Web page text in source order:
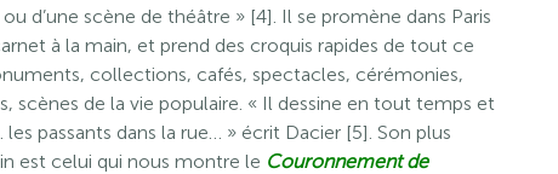
d’une scène de théâtre » [4]. Il se promène dans Paris
à la main, et prend des croquis rapides de tout ce
collections, cafés, spectacles, cérémonies,
scènes de la vie populaire. « Il dessine en tout temps et
passants dans la rue… » écrit Dacier [5]. Son plus
est celui qui nous montre le Couronnement de